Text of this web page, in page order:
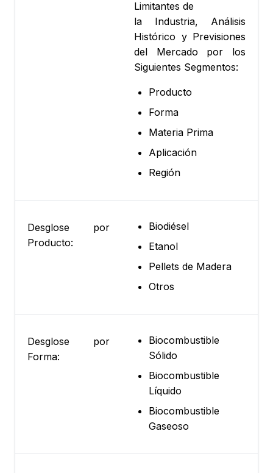
Limitantes de
la Industria, Análisis
Histórico y Previsiones
del Mercado por los
Siguientes Segmentos:
Producto
Forma
Materia Prima
Aplicación
Región
Desglose por
Producto:
Biodiésel
Etanol
Pellets de Madera
Otros
Desglose por
Forma:
Biocombustible
Sólido
Biocombustible
Líquido
Biocombustible
Gaseoso